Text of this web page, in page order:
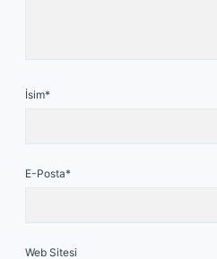
İsim*
E-Posta*
Web Sitesi